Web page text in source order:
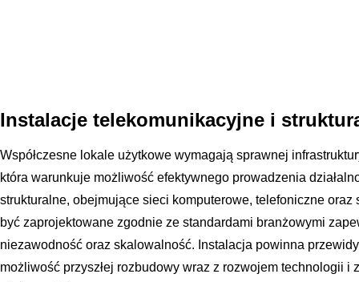
Instalacje telekomunikacyjne i
Współczesne lokale użytkowe wymagają sprawnej
która warunkuje możliwość efektywnego prowadzenia
strukturalne, obejmujące sieci komputerowe, telefoniczne oraz
być zaprojektowane zgodnie ze standardami branżowymi
niezawodność oraz skalowalność. Instalacja powinna
możliwość przyszłej rozbudowy wraz z rozwojem technologii i